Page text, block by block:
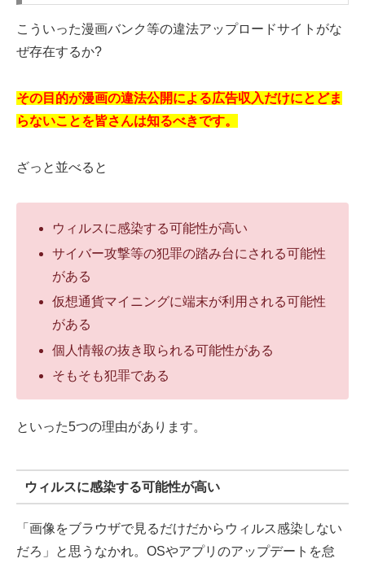
こういった漫画バンク等の違法アップロードサイトがな
ぜ存在するか?
その目的が漫画の違法公開による広告収入だけにとどま
らないことを皆さんは知るべきです。
ざっと並べると
ウィルスに感染する可能性が高い
サイバー攻撃等の犯罪の踏み台にされる可能性
がある
仮想通貨マイニングに端末が利用される可能性
がある
個人情報の抜き取られる可能性がある
そもそも犯罪である
といった5つの理由があります。
ウィルスに感染する可能性が高い
「画像をブラウザで見るだけだからウィルス感染しない
だろ」と思うなかれ。OSやアプリのアップデートを怠